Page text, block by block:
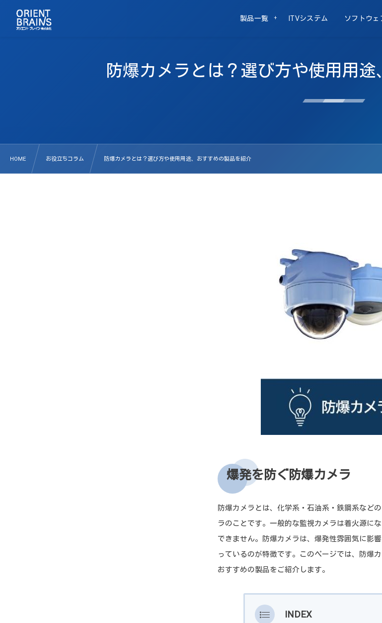
製品一覧 ITVシステム ソフトウェ
防爆カメラとは？選び方や使用用
HOME お役立ちコラム 防爆カメラとは？選び方や使用用途、おすすめの製品を紹介
爆発を防ぐ防爆カメラ
防爆カメラとは、化学系・石油系・鉄鋼系など
ラのことです。一般的な監視カメラは着火源に
できません。防爆カメラは、爆発性雰囲気に影
っているのが特徴です。このページでは、防爆
おすすめの製品をご紹介します。
INDEX